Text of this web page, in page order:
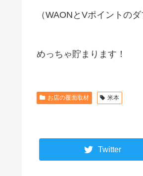
（WAONとVポイントのダ
めっちゃ貯まります！
お店の覆面取材 米本
Twitter